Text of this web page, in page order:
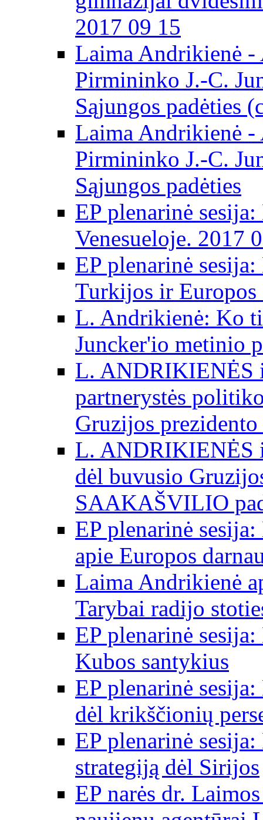
2017 09 15
Laima Andrikienė
Pirmininko J.-C.
Sąjungos padėties
Laima Andrikienė
Pirmininko J.-C.
Sąjungos padėties
EP plenarinė
Venesueloje. 2017
EP plenarinė
Turkijos ir Europos
L. Andrikienė: Ko
Juncker'io metinio
L. ANDRIKIENĖS
partnerystės
Gruzijos
L. ANDRIKIENĖS
dėl buvusio
SAAKAŠVILIO
EP plenarinė
apie Europos
Laima Andrikienė
Tarybai radijo
EP plenarinė
Kubos santykius
EP plenarinė
dėl krikščionių
EP plenarinė
strategiją dėl Sirijos
EP narės dr.